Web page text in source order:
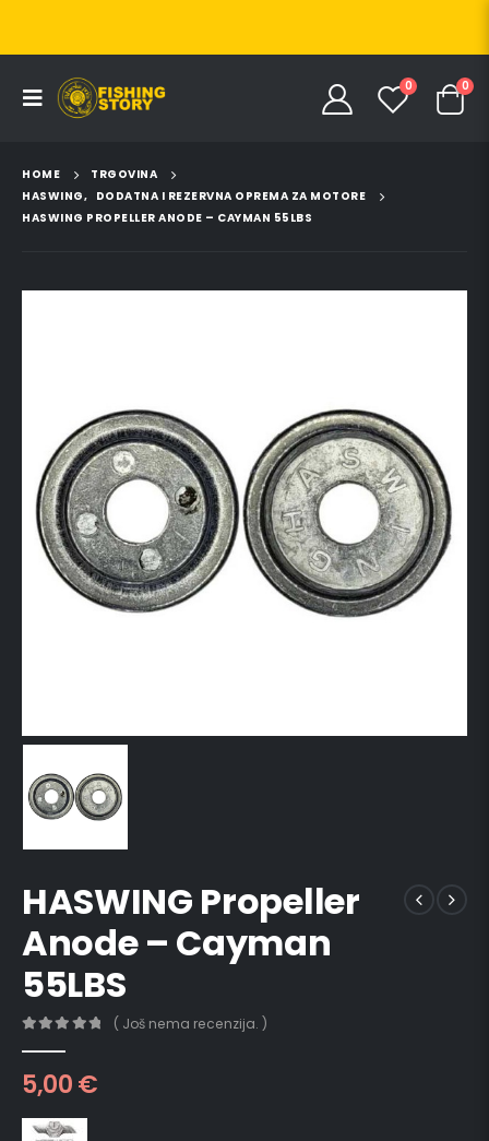
0 0
HOME
TRGOVINA
HASWING, DODATNA I REZERVNA OPREMA ZA MOTORE
HASWING PROPELLER ANODE – CAYMAN 55LBS
HASWING Propeller
Anode – Cayman
55LBS
( Još nema recenzija. )
5,00€